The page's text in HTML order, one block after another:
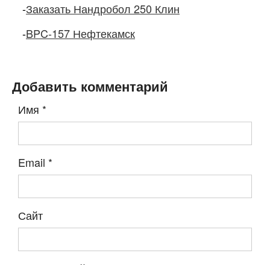
-Заказать Нандробол 250 Клин
-BPC-157 Нефтекамск
Добавить комментарий
Имя *
Email *
Сайт